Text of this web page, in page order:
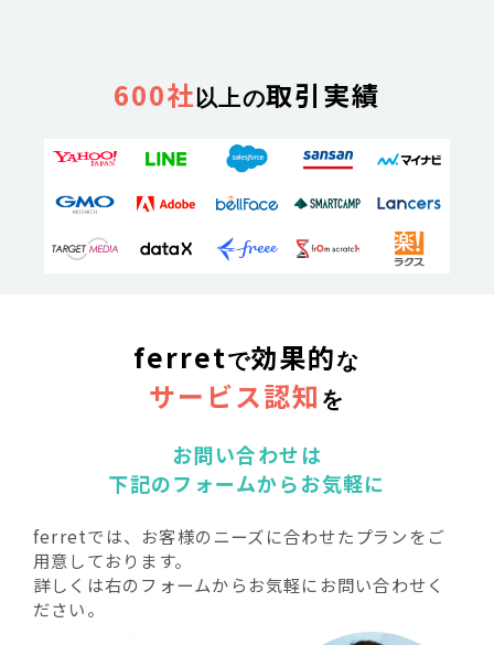
600社 以上の取引実績
ferretで効果的な
サービス認知 を
お問い合わせは
下記のフォームからお気軽に
ferretでは、お客様のニーズに合わせたプランをご
用意しております。
詳しくは右のフォームからお気軽にお問い合わせく
ださい。